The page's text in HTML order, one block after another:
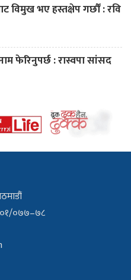
विमुख भए हस्तक्षेप गर्छौं : रवि
फेरिनुपर्छ : रास्वपा सांसद
०७७–७८